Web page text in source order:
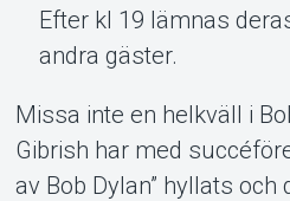
Om
Efter kl 19 lämnas
andra gäster.
Missa inte en helkväll i
Gibrish har med
av Bob Dylan” hyllats